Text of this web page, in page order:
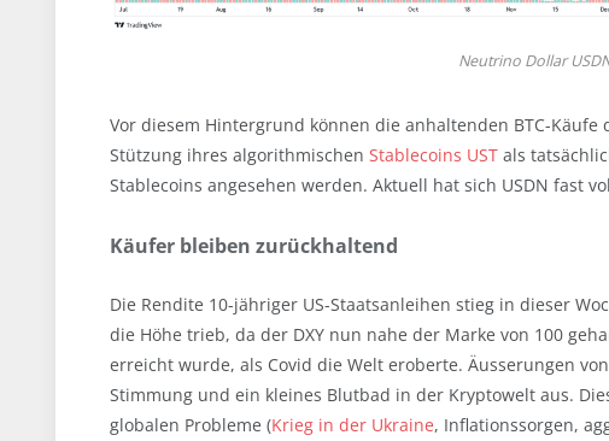
Neutrino Dollar
Vor diesem Hintergrund können die anhaltenden BTC-
Stützung ihres algorithmischen Stablecoins UST als
Stablecoins angesehen werden. Aktuell hat sich USDN fast
Käufer bleiben zurückhaltend
Die Rendite 10-jähriger US-Staatsanleihen stieg in dieser
die Höhe trieb, da der DXY nun nahe der Marke von 100
erreicht wurde, als Covid die Welt eroberte. Äusserungen
Stimmung und ein kleines Blutbad in der Kryptowelt aus.
globalen Probleme (Krieg in der Ukraine, Inflationssorgen,